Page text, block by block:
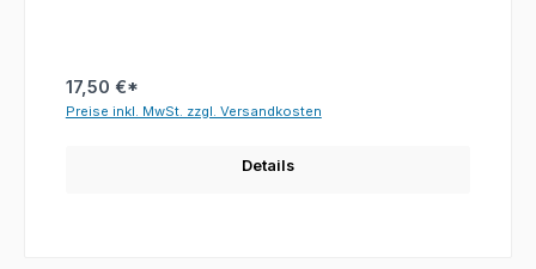
17,50 €*
Preise inkl. MwSt. zzgl. Versandkosten
Details